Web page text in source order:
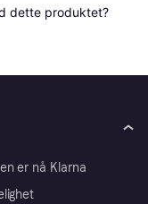
dette produktet?
er nå Klarna